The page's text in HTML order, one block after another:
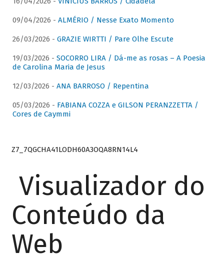
09/04/2026 - ALMÉRIO / Nesse Exato Momento
26/03/2026 - GRAZIE WIRTTI / Pare Olhe Escute
19/03/2026 - SOCORRO LIRA / Dá-me as rosas – A Poesia
de Carolina Maria de Jesus
12/03/2026 - ANA BARROSO / Repentina
05/03/2026 - FABIANA COZZA e GILSON PERANZZETTA /
Cores de Caymmi
Z7_7QGCHA41LODH60A3OQA8RN14L4
Visualizador do
Conteúdo da
Web